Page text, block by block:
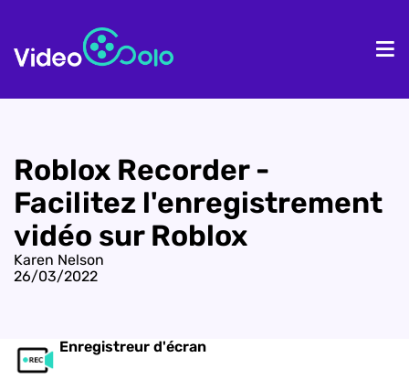
Roblox Recorder -
Facilitez l'enregistrement
vidéo sur Roblox
Karen Nelson
26/03/2022
Enregistreur d'écran